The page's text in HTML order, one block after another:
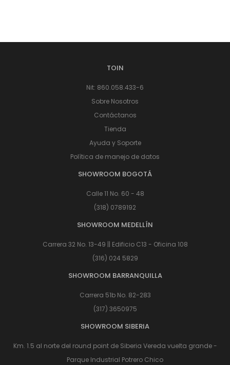
TOIN
Nit: 860.058.433-6
Sobre Nosotros
Contáctanos
Tienda
Ayuda y Soporte
Política de manejo de datos
SHOWROOM BOGOTÁ
Calle 11 No. 60 - 48
(318) 0789192
SHOWROOM MEDELLÍN
Carrera 32 No. 13-49 || Edificio C13 - Oficina 108
(316) 024 5829
SHOWROOM BARRANQUILLA
Carrera 51b No. 82-283
(317) 3650975
SHOWROOM SIBERIA
Km. 1.5 al norte del round point de Siberia Vereda vuelta grande -
Parque Industrial Potrero Chico